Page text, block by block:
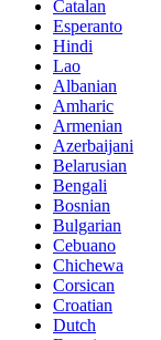
Catalan
Esperanto
Hindi
Lao
Albanian
Amharic
Armenian
Azerbaijani
Belarusian
Bengali
Bosnian
Bulgarian
Cebuano
Chichewa
Corsican
Croatian
Dutch